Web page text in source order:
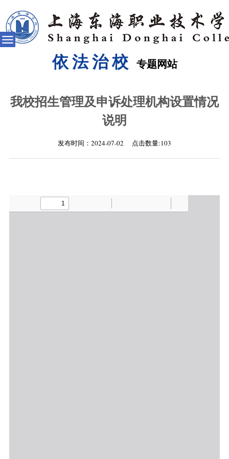
依法治校 专题网站
我校招生管理及申诉处理机构设置情况
说明
发布时间：2024-07-02 点击数量:103